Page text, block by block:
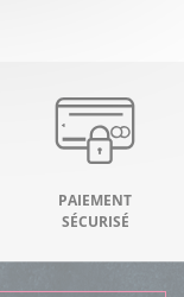
PAIEMENT
SÉCURISÉ